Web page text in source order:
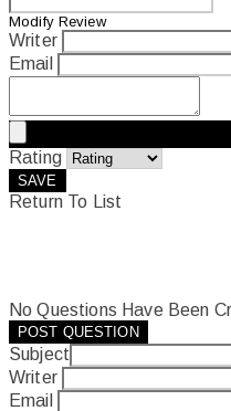
Modify Review
Writer
Email
Rating
SAVE
Return To List
No Questions Have Been
POST QUESTION
Subject
Writer
Email